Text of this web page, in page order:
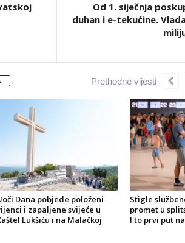
Od 1. siječnja
duhan i e-tekućine.
Dana pobjede položeni
i zapaljene svijeće u
Lukšiću i na Malačkoj
Stigle
promet u
I to prvi put
Prethodne vijesti